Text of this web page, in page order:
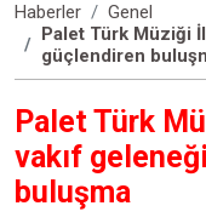
Haberler
Genel
Palet Türk Müziği
güçlendiren
Palet Türk
vakıf
buluşma